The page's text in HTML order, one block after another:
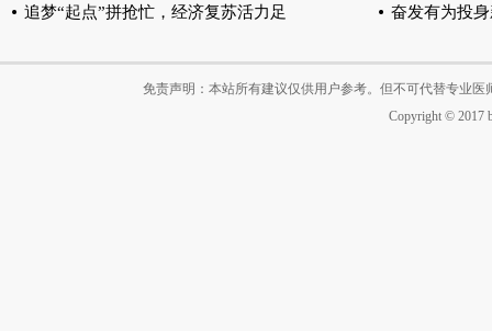
追梦“起点”拼抢忙，经济复苏活力足
奋发有为投
免责声明：本站所有建议仅供用户参考。但不可代替专业
Copyright © 2017